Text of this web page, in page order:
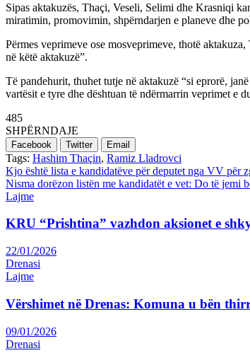
Sipas aktakuzës, Thaçi, Veseli, Selimi dhe Krasniqi
miratimin, promovimin, shpërndarjen e planeve dhe
Përmes veprimeve ose mosveprimeve, thotë
në këtë aktakuzë”.
Të pandehurit, thuhet tutje në aktakuzë “si eprorë,
vartësit e tyre dhe dështuan të ndërmarrin veprimet e
485
SHPËRNDAJE
Facebook Twitter Email
Tags: Hashim Thaçin, Ramiz Lladrovci
Post
navigation
Kjo është lista e kandidatëve për deputet nga VV për
Nisma dorëzon listën me kandidatët e vet: Do të jemi
Lajme
KRU “Prishtina” vazhdon aksionet e
22/01/2026
Drenasi
Lajme
Vërshimet në Drenas: Komuna u bën
09/01/2026
Drenasi